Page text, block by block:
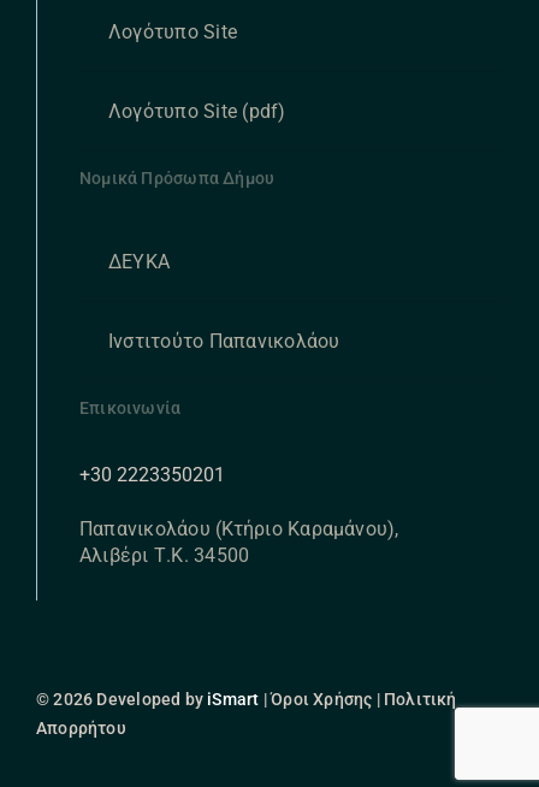
Λογότυπο Site
Λογότυπο Site (pdf)
Νομικά Πρόσωπα Δήμου
ΔΕΥΚΑ
Ινστιτούτο Παπανικολάου
Επικοινωνία
+30 2223350201
Παπανικολάου (Κτήριο Καραμάνου),
Αλιβέρι Τ.Κ. 34500
© 2026 Developed by iSmart | Όροι Χρήσης | Πολιτική
Απορρήτου